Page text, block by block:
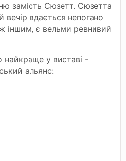
замість Сюзетт. Сюзетта
вечір вдається непогано
іншим, є вельми ревнивий
у виставі -
альянс: